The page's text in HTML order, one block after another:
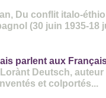
Du conflit italo-
(30 juin 1935-18
parlent aux
Deutsch,
et colportés...